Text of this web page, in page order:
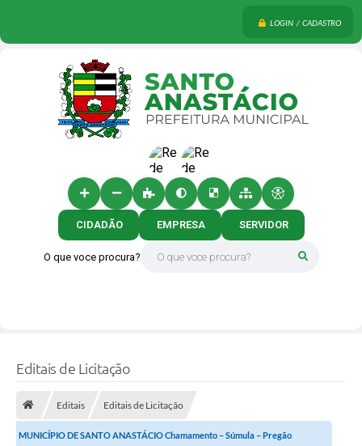
LOGIN / CADASTRO
O que voce procura?
CIDADÃO EMPRESA SERVIDOR
Editais de Licitação
Editais Editais de Licitação
MUNICÍPIO DE SANTO ANASTÁCIO Chamamento – Súmula – Pregão